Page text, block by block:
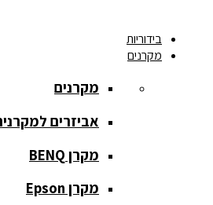
ידני
מסך הקרנה
מסך הקרנה
קבוע
בידוריות
מקרנים
מקרנים
אביזרים למקרנים
מקרן BENQ
מקרן Epson